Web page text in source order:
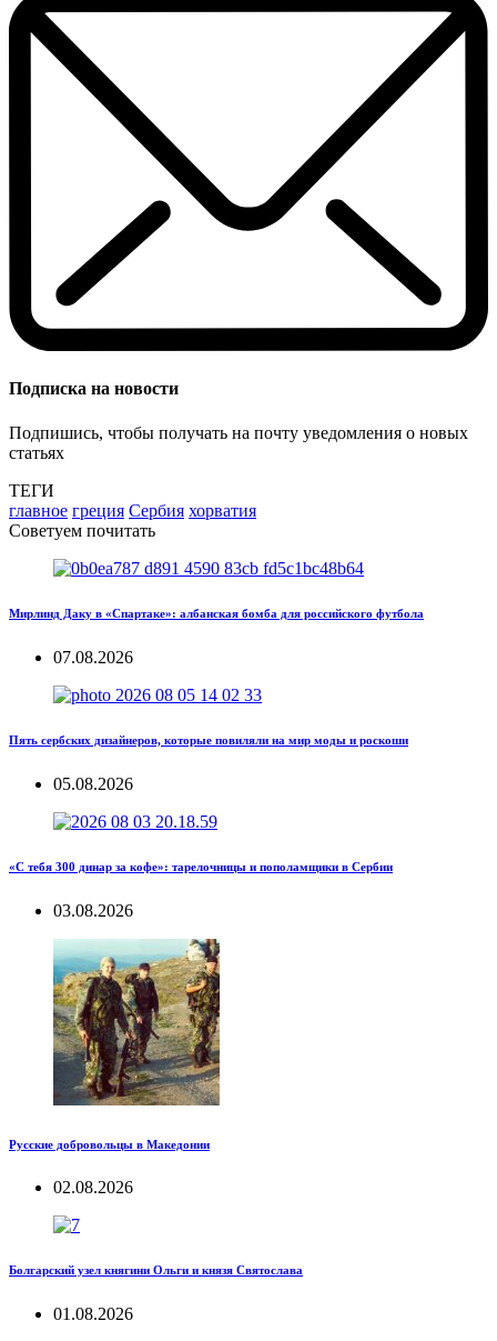
Подписка на новости
Подпишись, чтобы получать на почту уведомления о новых
статьях
ТЕГИ
главное греция Сербия хорватия
Советуем почитать
Мирлинд Даку в «Спартаке»: албанская бомба для российского футбола
07.08.2026
Пять сербских дизайнеров, которые повиляли на мир моды и роскоши
05.08.2026
«С тебя 300 динар за кофе»: тарелочницы и пополамщики в Сербии
03.08.2026
Русские добровольцы в Македонии
02.08.2026
Болгарский узел княгини Ольги и князя Святослава
01.08.2026